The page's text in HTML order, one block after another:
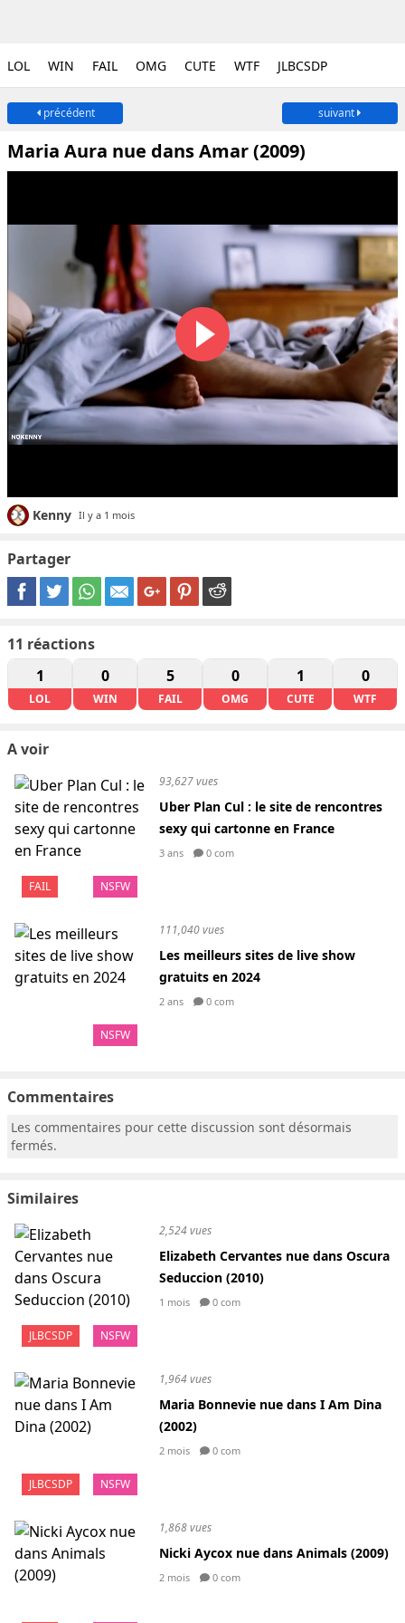
LOL WIN FAIL OMG CUTE WTF JLBCSDP
précédent suivant
Maria Aura nue dans Amar (2009)
Kenny Il y a 1 mois
Partager
11 réactions
1
LOL
0
WIN
5
FAIL
0
OMG
1
CUTE
0
WTF
A voir
FAIL NSFW
93,627 vues
Uber Plan Cul : le site de rencontres
sexy qui cartonne en France
3 ans 0 com
NSFW
111,040 vues
Les meilleurs sites de live show
gratuits en 2024
2 ans 0 com
Commentaires
Les commentaires pour cette discussion sont désormais
fermés.
Similaires
JLBCSDP NSFW
2,524 vues
Elizabeth Cervantes nue dans Oscura
Seduccion (2010)
1 mois 0 com
JLBCSDP NSFW
1,964 vues
Maria Bonnevie nue dans I Am Dina
(2002)
2 mois 0 com
1,868 vues
Nicki Aycox nue dans Animals (2009)
2 mois 0 com